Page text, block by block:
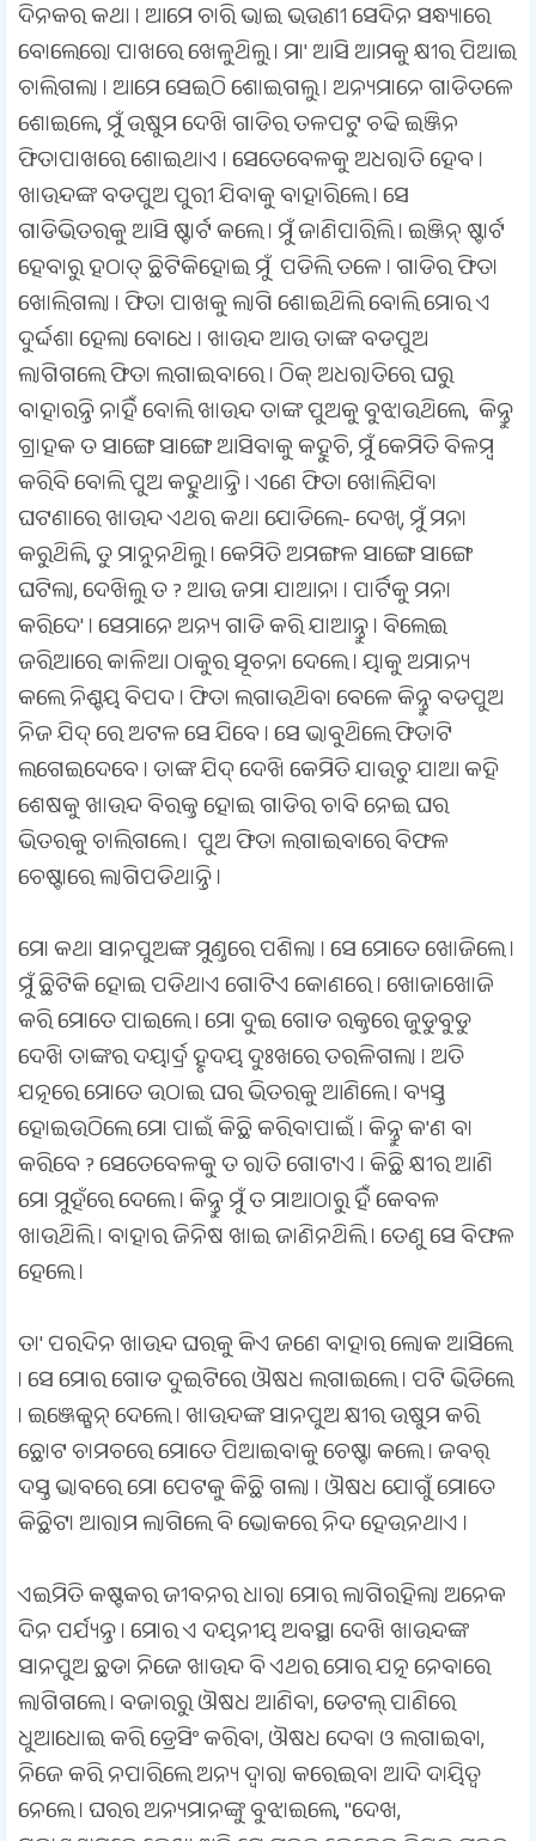
ଦିନକର କଥା । ଆମେ ଚାରି ଭାଇ ଭଉଣୀ ସେଦିନ ସନ୍ଧ୍ୟାରେ
ବୋଲେରୋ ପାଖରେ ଖେଳୁଥିଲୁ । ମା' ଆସି ଆମକୁ କ୍ଷୀର ପିଆଇ
ଚାଲିଗଲା । ଆମେ ସେଇଠି ଶୋଇଗଲୁ । ଅନ୍ୟମାନେ ଗାଡିତଳେ
ଶୋଇଲେ, ମୁଁ ଉଷୁମ ଦେଖି ଗାଡିର ତଳପଟୁ ଚଢି ଇଞ୍ଜିନ
ଫିତାପାଖରେ ଶୋଇଥାଏ । ସେତେବେଳକୁ ଅଧରାତି ହେବ ।
ଖାଉନ୍ଦଙ୍କ ବଡପୁଅ ପୁରୀ ଯିବାକୁ ବାହାରିଲେ । ସେ
ଗାଡିଭିତରକୁ ଆସି ଷ୍ଟାର୍ଟ କଲେ । ମୁଁ ଜାଣିପାରିଲି । ଇଞ୍ଜିନ୍ ଷ୍ଟାର୍ଟ
ହେବାରୁ ହଠାତ୍ ଛିଟିକିହୋଇ ମୁଁ ପଡିଲି ତଳେ । ଗାଡିର ଫିତା
ଖୋଲିଗଲା । ଫିତା ପାଖକୁ ଲାଗି ଶୋଇଥିଲି ବୋଲି ମୋର ଏ
ଦୁର୍ଦ୍ଦଶା ହେଲା ବୋଧେ । ଖାଉନ୍ଦ ଆଉ ତାଙ୍କ ବଡପୁଅ
ଲାଗିଗଲେ ଫିତା ଲଗାଇବାରେ । ଠିକ୍ ଅଧରାତିରେ ଘରୁ
ବାହାରନ୍ତି ନାହିଁ ବୋଲି ଖାଉନ୍ଦ ତାଙ୍କ ପୁଅକୁ ବୁଝାଉଥିଲେ, କିନ୍ତୁ
ଗ୍ରାହକ ତ ସାଙ୍ଗେ ସାଙ୍ଗେ ଆସିବାକୁ କହୁଚି, ମୁଁ କେମିତି ବିଳମ୍ବ
କରିବି ବୋଲି ପୁଅ କହୁଥାନ୍ତି । ଏଣେ ଫିତା ଖୋଲିଯିବା
ଘଟଣାରେ ଖାଉନ୍ଦ ଏଥର କଥା ଯୋଡିଲେ- ଦେଖ୍, ମୁଁ ମନା
କରୁଥିଲି, ତୁ ମାନୁନଥିଲୁ । କେମିତି ଅମଙ୍ଗଳ ସାଙ୍ଗେ ସାଙ୍ଗେ
ଘଟିଲା, ଦେଖିଲୁ ତ ? ଆଉ ଜମା ଯାଆନା । ପାର୍ଟିକୁ ମନା
କରିଦେ' । ସେମାନେ ଅନ୍ୟ ଗାଡି କରି ଯାଆନ୍ତୁ । ବିଲେଇ
ଜରିଆରେ କାଳିଆ ଠାକୁର ସୂଚନା ଦେଲେ । ୟାକୁ ଅମାନ୍ୟ
କଲେ ନିଶ୍ଚୟ ବିପଦ । ଫିତା ଲଗାଉଥିବା ବେଳେ କିନ୍ତୁ ବଡପୁଅ
ନିଜ ଯିଦ୍ ରେ ଅଟଳ ସେ ଯିବେ । ସେ ଭାବୁଥିଲେ ଫିତାଟି
ଲଗେଇଦେବେ । ତାଙ୍କ ଯିଦ୍ ଦେଖି କେମିତି ଯାଉଚୁ ଯାଆ କହି
ଶେଷକୁ ଖାଉନ୍ଦ ବିରକ୍ତ ହୋଇ ଗାଡିର ଚାବି ନେଇ ଘର
ଭିତରକୁ ଚାଲିଗଲେ । ପୁଅ ଫିତା ଲଗାଇବାରେ ବିଫଳ
ଚେଷ୍ଟାରେ ଲାଗିପଡିଥାନ୍ତି ।
ମୋ କଥା ସାନପୁଅଙ୍କ ମୁଣ୍ଡରେ ପଶିଲା । ସେ ମୋତେ ଖୋଜିଲେ ।
ମୁଁ ଛିଟିକି ହୋଇ ପଡିଥାଏ ଗୋଟିଏ କୋଣରେ । ଖୋଜାଖୋଜି
କରି ମୋତେ ପାଇଲେ । ମୋ ଦୁଇ ଗୋଡ ରକ୍ତରେ ଜୁଡୁବୁଡୁ
ଦେଖି ତାଙ୍କର ଦୟାର୍ଦ୍ର ହୃଦୟ ଦୁଃଖରେ ତରଳିଗଲା । ଅତି
ଯତ୍ନରେ ମୋତେ ଉଠାଇ ଘର ଭିତରକୁ ଆଣିଲେ । ବ୍ୟସ୍ତ
ହୋଇଉଠିଲେ ମୋ ପାଇଁ କିଛି କରିବାପାଇଁ । କିନ୍ତୁ କ'ଣ ବା
କରିବେ ? ସେତେବେଳକୁ ତ ରାତି ଗୋଟାଏ । କିଛି କ୍ଷୀର ଆଣି
ମୋ ମୁହଁରେ ଦେଲେ । କିନ୍ତୁ ମୁଁ ତ ମାଆଠାରୁ ହିଁ କେବଳ
ଖାଉଥିଲି । ବାହାର ଜିନିଷ ଖାଇ ଜାଣିନଥିଲି । ତେଣୁ ସେ ବିଫଳ
ହେଲେ ।
ତା' ପରଦିନ ଖାଉନ୍ଦ ଘରକୁ କିଏ ଜଣେ ବାହାର ଲୋକ ଆସିଲେ
। ସେ ମୋର ଗୋଡ ଦୁଇଟିରେ ଔଷଧ ଲଗାଇଲେ । ପଟି ଭିଡିଲେ
। ଇଞ୍ଜେକ୍ସନ୍ ଦେଲେ । ଖାଉନ୍ଦଙ୍କ ସାନପୁଅ କ୍ଷୀର ଉଷୁମ କରି
ଛୋଟ ଚାମଚରେ ମୋତେ ପିଆଇବାକୁ ଚେଷ୍ଟା କଲେ । ଜବର୍
ଦସ୍ତ ଭାବରେ ମୋ ପେଟକୁ କିଛି ଗଲା । ଔଷଧ ଯୋଗୁଁ ମୋତେ
କିଛିଟା ଆରାମ ଲାଗିଲେ ବି ଭୋକରେ ନିଦ ହେଉନଥାଏ ।
ଏଇମିତି କଷ୍ଟକର ଜୀବନର ଧାରା ମୋର ଲାଗିରହିଲା ଅନେକ
ଦିନ ପର୍ଯ୍ୟନ୍ତ । ମୋର ଏ ଦୟନୀୟ ଅବସ୍ଥା ଦେଖି ଖାଉନ୍ଦଙ୍କ
ସାନପୁଅ ଛଡା ନିଜେ ଖାଉନ୍ଦ ବି ଏଥର ମୋର ଯତ୍ନ ନେବାରେ
ଲାଗିଗଲେ । ବଜାରରୁ ଔଷଧ ଆଣିବା, ଡେଟଲ୍ ପାଣିରେ
ଧୁଆଧୋଇ କରି ଡ୍ରେସିଂ କରିବା, ଔଷଧ ଦେବା ଓ ଲଗାଇବା,
ନିଜେ କରି ନପାରିଲେ ଅନ୍ୟ ଦ୍ଵାରା କରେଇବା ଆଦି ଦାୟିତ୍ୱ
ନେଲେ । ଘରର ଅନ୍ୟମାନଙ୍କୁ ବୁଝାଇଲେ, "ଦେଖ,